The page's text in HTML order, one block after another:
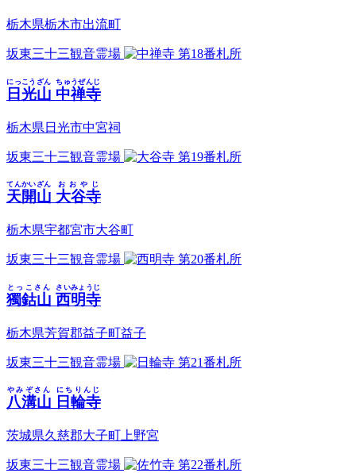
栃木県栃木市出流町
坂東三十三観音霊場 第18番札所
日光山
にっこうざん
中禅寺
ちゅうぜんじ
栃木県日光市中宮祠
坂東三十三観音霊場 第19番札所
天開山
てんかいざん
大谷寺
おおやじ
栃木県宇都宮市大谷町
坂東三十三観音霊場 第20番札所
獨鈷山
とっこさん
西明寺
さいみょうじ
栃木県芳賀郡益子町益子
坂東三十三観音霊場 第21番札所
八溝山
やみぞさん
日輪寺
にちりんじ
茨城県久慈郡大子町上野宮
坂東三十三観音霊場 第22番札所